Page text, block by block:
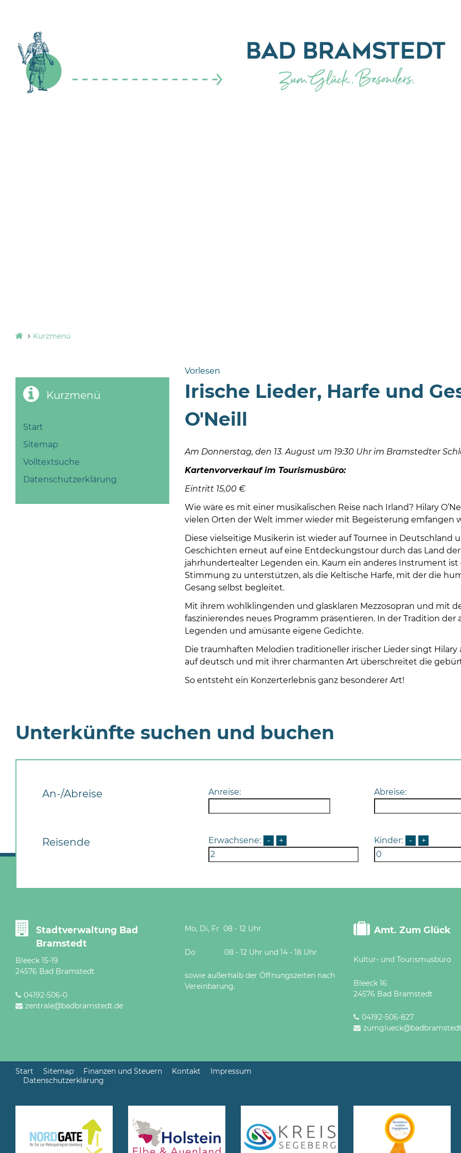
Kurzmenü
Vorlesen
Kurzmenü
Start
Sitemap
Volltextsuche
Datenschutzerklärung
Irische Lieder, Harfe und
O'Neill
Am Donnerstag, den 13. August um 19:30 Uhr im Bramstedter
Kartenvorverkauf im Tourismusbüro:
Eintritt 15,00 €
Wie wäre es mit einer musikalischen Reise nach Irland? Hilary
vielen Orten der Welt immer wieder mit Begeisterung emfangen
Diese vielseitige Musikerin ist wieder auf Tournee in Deutschland
Geschichten erneut auf eine Entdeckungstour durch das Land der
jahrhundertealter Legenden ein. Kaum ein anderes Instrument
Stimmung zu unterstützen, als die Keltische Harfe, mit der die
Gesang selbst begleitet.
Mit ihrem wohlklingenden und glasklaren Mezzosopran und mit
faszinierendes neues Programm präsentieren. In der Tradition
Legenden und amüsante eigene Gedichte.
Die traumhaften Melodien traditioneller irischer Lieder singt
auf deutsch und mit ihrer charmanten Art überschreitet die
So entsteht ein Konzerterlebnis ganz besonderer Art!
Unterkünfte suchen und buchen
An-/Abreise Anreise: Abreise:
Reisende Erwachsene: - + Kinder: - +
Stadtverwaltung Bad
Bramstedt
Bleeck 15-19
24576 Bad Bramstedt
04192-506-0
zentrale@badbramstedt.de
Mo, Di, Fr 08 - 12 Uhr
Do 08 - 12 Uhr und 14 - 18 Uhr
sowie außerhalb der Öffnungszeiten nach
Vereinbarung.
Amt. Zum Glück
Kultur- und Tourismusbüro
Bleeck 16
24576 Bad Bramstedt
04192-506-827
Start Sitemap Finanzen und Steuern Kontakt
Impressum
Datenschutzerklärung